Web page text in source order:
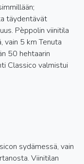
täydentävät
Pèppolin viinitila
vain 5 km Tenuta
50 hehtaarin
Classico valmistui
sydämessä, vain
Viinitilan